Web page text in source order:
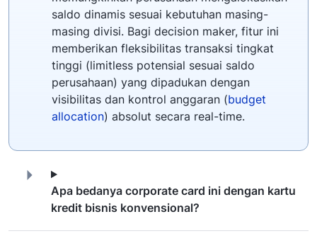
saldo dinamis sesuai kebutuhan masing-
masing divisi. Bagi decision maker, fitur ini
memberikan fleksibilitas transaksi tingkat
tinggi (limitless potensial sesuai saldo
perusahaan) yang dipadukan dengan
visibilitas dan kontrol anggaran (budget
allocation) absolut secara real-time.
Apa bedanya corporate card ini dengan kartu
kredit bisnis konvensional?